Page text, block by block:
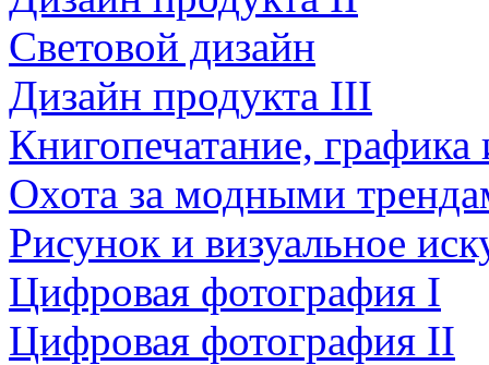
Световой дизайн
Дизайн продукта III
Книгопечатание,
Охота за модными
Рисунок и визуальное
Цифровая фотография I
Цифровая фотография II